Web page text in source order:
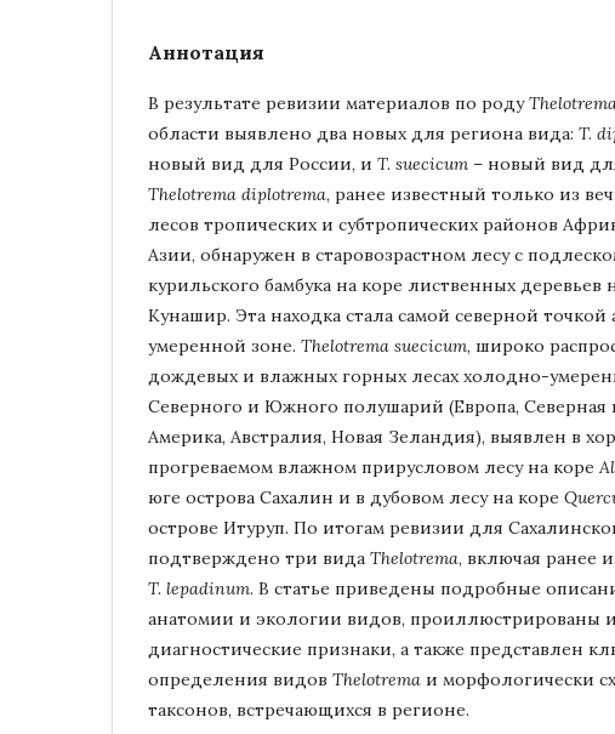
Аннотация
В результате ревизии материалов по роду
области выявлено два новых для региона вида: T.
новый вид для России, и T. suecicum – новый вид
Thelotrema diplotrema, ранее известный только из
лесов тропических и субтропических районов
Азии, обнаружен в старовозрастном лесу с
курильского бамбука на коре лиственных деревьев
Кунашир. Эта находка стала самой северной точкой
умеренной зоне. Thelotrema suecicum, широко
дождевых и влажных горных лесах холодно-
Северного и Южного полушарий (Европа,
Америка, Австралия, Новая Зеландия), выявлен в
прогреваемом влажном прирусловом лесу на коре
юге острова Сахалин и в дубовом лесу на коре
острове Итуруп. По итогам ревизии для
подтверждено три вида Thelotrema, включая ранее
T. lepadinum. В статье приведены подробные
анатомии и экологии видов, проиллюстрированы
диагностические признаки, а также представлен
определения видов Thelotrema и морфологически
таксонов, встречающихся в регионе.